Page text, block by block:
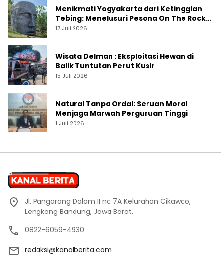
Menikmati Yogyakarta dari Ketinggian
Tebing: Menelusuri Pesona On The Rock
Jogja yang Sedang Naik Daun
17 Juli 2026
Wisata Delman : Eksploitasi Hewan di
Balik Tuntutan Perut Kusir
15 Juli 2026
Natural Tanpa Ordal: Seruan Moral
Menjaga Marwah Perguruan Tinggi
1 Juli 2026
Jl. Pangarang Dalam II no 7A Kelurahan Cikawao,
Lengkong Bandung, Jawa Barat.
0822-6059-4930
redaksi@kanalberita.com